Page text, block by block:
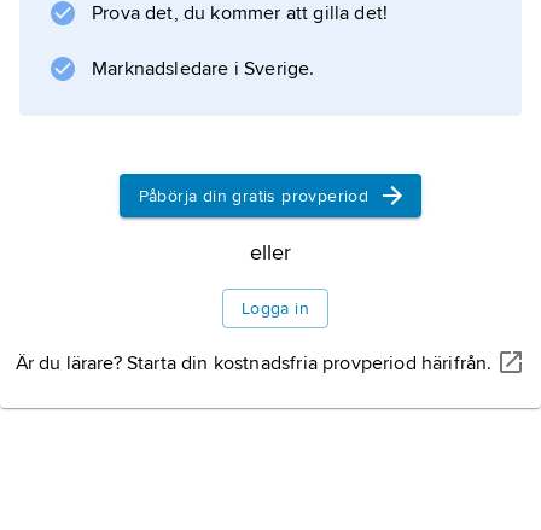
Information om artikeln
Prova det, du kommer att gilla det!
Marknadsledare i Sverige.
Påbörja din gratis provperiod
eller
Logga in
Är du lärare? Starta din kostnadsfria provperiod härifrån.